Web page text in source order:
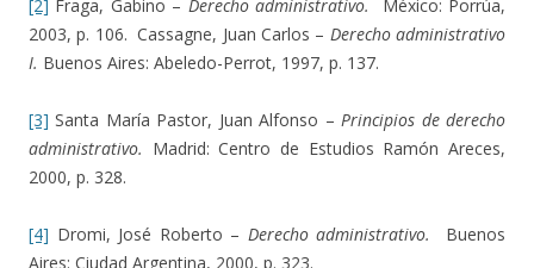
[2] Fraga, Gabino – Derecho administrativo. México: Porrúa,
2003, p. 106. Cassagne, Juan Carlos – Derecho administrativo
I. Buenos Aires: Abeledo-Perrot, 1997, p. 137.
[3] Santa María Pastor, Juan Alfonso –Principios de derecho
administrativo. Madrid: Centro de Estudios Ramón Areces,
2000, p. 328.
[4] Dromi, José Roberto – Derecho administrativo. Buenos
Aires: Ciudad Argentina, 2000, p. 323.